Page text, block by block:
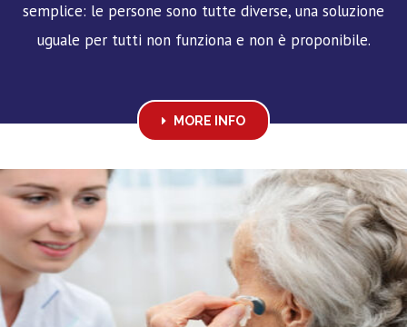
semplice: le persone sono tutte diverse, una soluzione
uguale per tutti non funziona e non è proponibile.
MORE INFO